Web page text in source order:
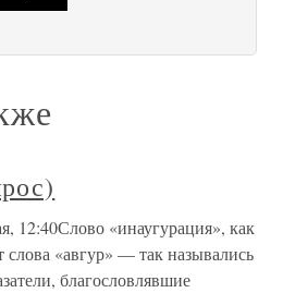
12:40Слово «инаугурация», как
слова «авгур» — так назывались
благословлявшие